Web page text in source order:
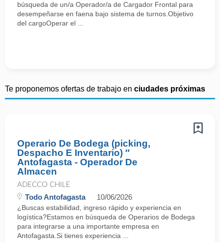
búsqueda de un/a Operador/a de Cargador Frontal para
desempeñarse en faena bajo sistema de turnos.Objetivo
del cargoOperar el ...
Te proponemos ofertas de trabajo en ciudades próximas
Operario De Bodega (picking,
Despacho E Inventario) ″
Antofagasta - Operador De
Almacen
ADECCO CHILE
Todo Antofagasta 10/06/2026
¿Buscas estabilidad, ingreso rápido y experiencia en
logística?Estamos en búsqueda de Operarios de Bodega
para integrarse a una importante empresa en
Antofagasta.Si tienes experiencia ...